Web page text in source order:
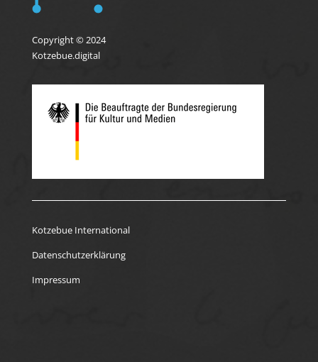
Copyright © 2024
Kotzebue.digital
Kotzebue International
Datenschutzerklärung
Impressum